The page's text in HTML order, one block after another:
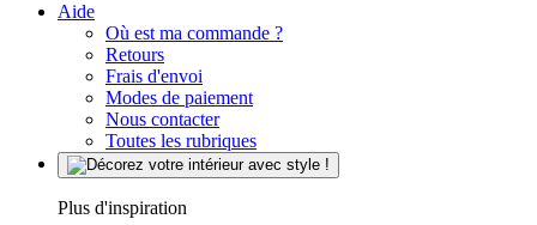
Aide
Où est ma commande ?
Retours
Frais d'envoi
Modes de paiement
Nous contacter
Toutes les rubriques
Plus d'inspiration